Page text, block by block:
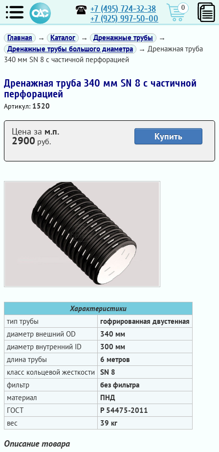
+7 (495) 724-32-38
+7 (925) 997-50-00
0
Главная → Каталог → Дренажные трубы
→
Дренажные трубы большого диаметра
→ Дренажная труба
340 мм SN 8 с частичной перфорацией
Дренажная труба 340 мм SN 8 с частичной
перфорацией
Артикул: 1520
Характеристики
тип трубы
гофрированная двустенная
диаметр внешний OD
340 мм
диаметр внутренний ID
300 мм
длина трубы
6 метров
класс кольцевой жесткости
SN 8
фильтр
без фильтра
материал
ПНД
ГОСТ
Р 54475-2011
вес
39 кг
Купить
Цена за м.п.
2900 руб.
Описание товара